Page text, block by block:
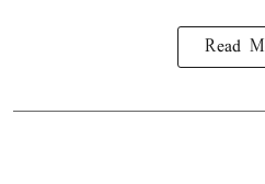
Read